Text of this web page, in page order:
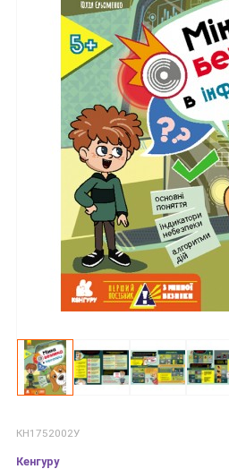
КН1752002У
Кенгуру